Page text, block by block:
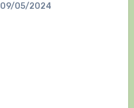
09/05/2024